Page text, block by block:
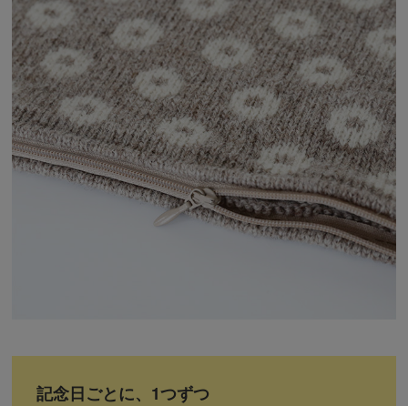
記念日ごとに、1つずつ